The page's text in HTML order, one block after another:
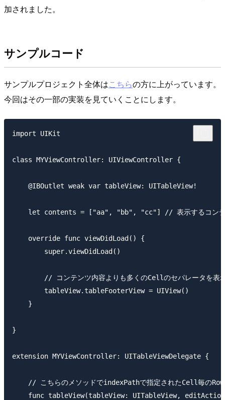
加されました。
サンプルコード
サンプルプロジェクト全体はこちらの方に上がっています。
今回はその一部の実装を見ていくことにします。
import UIKit
class MYViewController: UIViewController {
    @IBOutlet weak var tableView: UITableView!
let contents = ["aa", "bb", "cc"] // 表示するコン
    override func viewDidLoad() {
        super.viewDidLoad()
// コンテンツ内容よりも多くのCellのセパレータを表
        tableView.tableFooterView = UIView()
    }
}
extension MYViewController: UITableViewDelegate {
// こちらのメソッドでindexPathで指定されたCell毎の
func tableView(tableView: UITableView,